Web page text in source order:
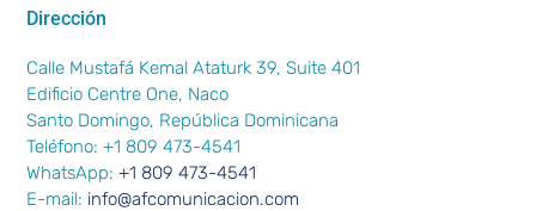
Dirección
Calle Mustafá Kemal Ataturk 39, Suite 401
Edificio Centre One, Naco
Santo Domingo, República Dominicana
Teléfono: +1 809 473-4541
WhatsApp:+1 809 473-4541
E-mail: info@afcomunicacion.com